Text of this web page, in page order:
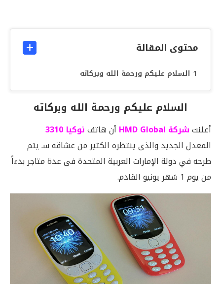
محتوى المقالة
السلام عليكم ورحمة الله وبركاته
السلام عليكم ورحمة الله وبركاته
أعلنتشركة HMD Global أن هاتفنوكيا 3310
المعدل الجديد والذى ينتظره الكثير من عشاقه سـ يتم
طرحه في دولة الإمارات العربية المتحدة فى عدة متاجر بدءاً
من يوم 1 شهر يونيو القادم.